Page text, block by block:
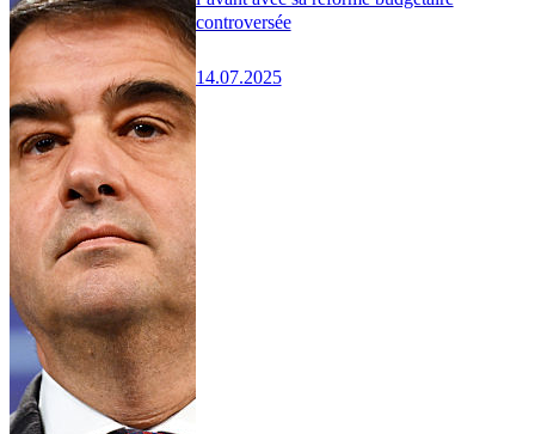
controversée
14.07.2025